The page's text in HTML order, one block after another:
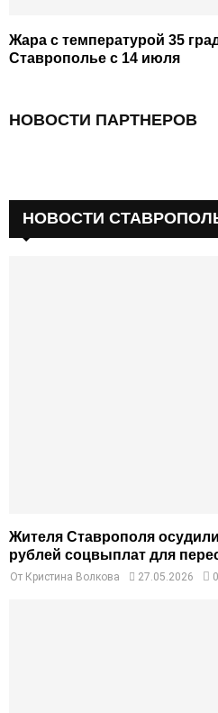
Жара с температурой 35
Ставрополье с 14 июля
НОВОСТИ ПАРТНЕРОВ
НОВОСТИ
Жителя Ставрополя
рублей соцвыплат для
От Кристина Волкова 27.05.2026 0